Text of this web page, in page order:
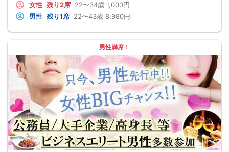
女性 残り2席 22〜34歳 1,000円
男性 残り1席 22〜43歳 8,980円
男性満席！